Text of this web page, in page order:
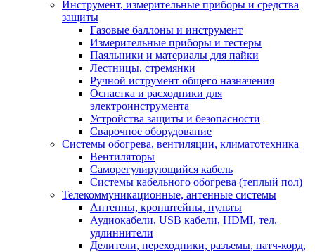
Инструмент, измерительные приборы и средства
защиты
Газовые баллоны и инструмент
Измерительные приборы и тестеры
Паяльники и материалы для пайки
Лестницы, стремянки
Ручной иструмент общего назначения
Оснастка и расходники для
электроинструмента
Устройства защиты и безопасности
Сварочное оборудование
Системы обогрева, вентиляции, климатотехника
Вентиляторы
Саморегулирующийся кабель
Системы кабельного обогрева (теплый пол)
Телекоммуникационные, антенные системы
Антенны, кронштейны, пульты
Аудиокабели, USB кабели, HDMI, тел.
удлиннители
Делители, переходники, разъемы, патч-корд,